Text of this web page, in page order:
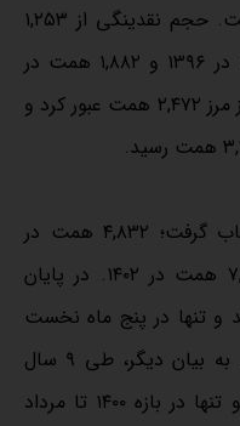
مداوم پایه پولی و شبکه بانکی است. حجم نقدینگی از ۱,۲۵۳
همت در سال ۱۳۹۵ به ۱,۵۳۰ همت در ۱۳۹۶ و ۱,۸۸۲ همت در
۱۳۹۷ رسید. در سال ۱۳۹۸ این عدد از مرز ۲,۴۷۲ همت عبور کرد و
روند افزایشی در سال‌های بعد شتاب گرفت؛ ۴,۸۳۲ همت در
۱۴۰۰، ۶,۳۳۷ همت در ۱۴۰۱ و ۷,۸۷۷ همت در ۱۴۰۲. در پایان
۱۰,۱۶۶ همت رسید و تنها در پنج ماه نخست
۱۴۰۴ به ۱۲,۰۱۴ همت افزایش یافت. به بیان دیگر، طی ۹ سال
حجم نقدینگی تقریباً ۱۰ برابر شده و تنها در بازه ۱۴۰۰ تا مرداد